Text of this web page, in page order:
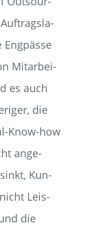
Auf­trags­la­
Mit­ar­bei­
es auch
die
Know-how
ange­
Kun­
Leis­
die